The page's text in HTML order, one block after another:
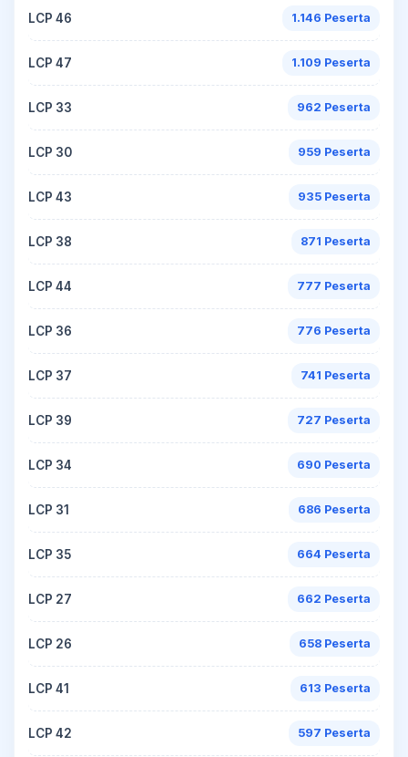
LCP 46 1.146 Peserta
LCP 47 1.109 Peserta
LCP 33 962 Peserta
LCP 30 959 Peserta
LCP 43 935 Peserta
LCP 38 871 Peserta
LCP 44 777 Peserta
LCP 36 776 Peserta
LCP 37 741 Peserta
LCP 39 727 Peserta
LCP 34 690 Peserta
LCP 31 686 Peserta
LCP 35 664 Peserta
LCP 27 662 Peserta
LCP 26 658 Peserta
LCP 41 613 Peserta
LCP 42 597 Peserta